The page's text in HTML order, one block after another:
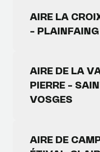
AIRE LA
– PLAINFAING
Équipements et
18 places de
Ravitaillement
savonneuses)
Branchement
AIRE DE LA
PIERRE –
VOSGES
Saint-Dié-des-
AIRE DE